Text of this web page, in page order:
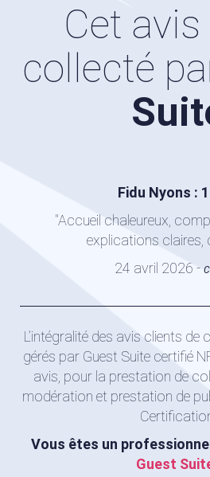
Cet avis
collecté
Fidu Nyons :
"Accueil chaleureux,
explications claires,
24 avril 2026 -
L’intégralité des avis clients
gérés par Guest Suite certifié
avis, pour la prestation de
modération et prestation de
Vous êtes un
Guest